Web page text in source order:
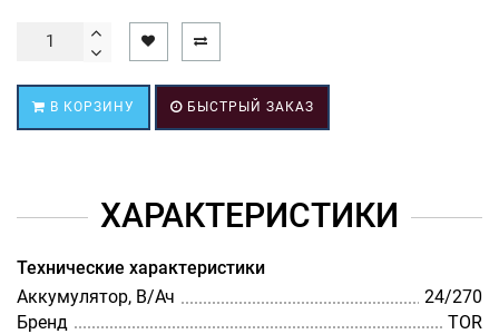
В КОРЗИНУ БЫСТРЫЙ ЗАКАЗ
ХАРАКТЕРИСТИКИ
Технические характеристики
Аккумулятор, В/Ач
24/270
Бренд
TOR